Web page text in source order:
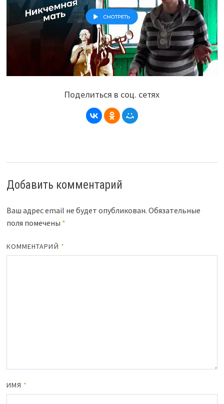
Поделиться в соц. сетях
Добавить комментарий
Ваш адрес email не будет опубликован. Обязательные
поля помечены *
КОММЕНТАРИЙ *
ИМЯ *